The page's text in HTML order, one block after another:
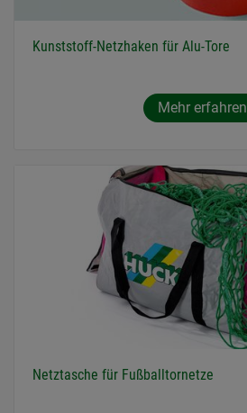
Kunststoff-Netzhaken für Alu-Tore
Mehr erfahren
Netztasche für Fußballtornetze